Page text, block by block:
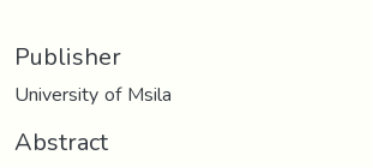
Publisher
University of Msila
Abstract